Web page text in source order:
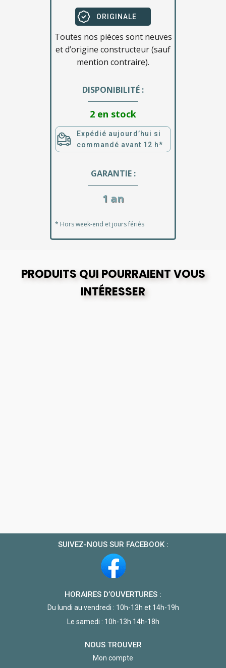
ORIGINALE
Toutes nos pièces sont neuves
et d’origine constructeur (sauf
mention contraire).
DISPONIBILITÉ :
2 en stock
Expédié aujourd’hui si
commandé avant 12 h*
GARANTIE :
1 an
* Hors week-end et jours fériés
PRODUITS QUI POURRAIENT VOUS
INTÉRESSER
SUIVEZ-NOUS SUR FACEBOOK :
HORAIRES D’OUVERTURES :
Du lundi au vendredi : 10h-13h et 14h-19h
Le samedi : 10h-13h 14h-18h
NOUS TROUVER
Mon compte